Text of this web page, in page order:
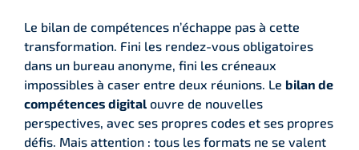
Le bilan de compétences n’échappe pas à cette
transformation. Fini les rendez-vous obligatoires
dans un bureau anonyme, fini les créneaux
impossibles à caser entre deux réunions. Le bilan de
compétences digital ouvre de nouvelles
perspectives, avec ses propres codes et ses propres
défis. Mais attention : tous les formats ne se valent